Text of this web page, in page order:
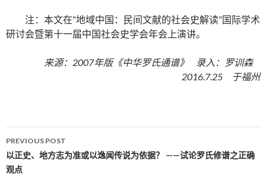
注：本文在“地域中国：民间文献的社会史解读”国际学术
研讨会暨第十一届中国社会史学会年会上演讲。
来源：2007年版《中华罗氏通谱》 录入：罗训森
2016.7.25 于福州
Post navigation
PREVIOUS POST
以正史、地方志为准或以逸闻传说为依据？ ——试论罗氏修谱之正确
观点